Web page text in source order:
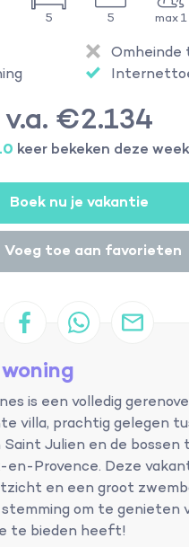
5 5 max 1
Omheinde
v.a. €2.134
keer bekeken deze week
Boek nu je vakantie
Voeg toe aan favorieten
is een volledig
villa, prachtig gelegen
Saint Julien en de bossen
en-Provence. Deze
en een groot
om te genieten
te bieden heeft!